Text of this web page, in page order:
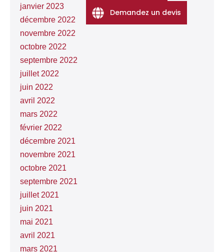
janvier 2023
décembre 2022
novembre 2022
octobre 2022
septembre 2022
juillet 2022
juin 2022
avril 2022
mars 2022
février 2022
décembre 2021
novembre 2021
octobre 2021
septembre 2021
juillet 2021
juin 2021
mai 2021
avril 2021
mars 2021
Demandez un devis